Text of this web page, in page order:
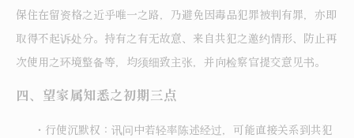
保住在留资格之近乎唯一之路，乃避免因毒品犯罪被判有罪，亦即
取得不起诉处分。持有之有无故意、来自共犯之邀约情形、防止再
次使用之环境整备等，均须细致主张，并向检察官提交意见书。
四、望家属知悉之初期三点
・行使沉默权：讯问中若轻率陈述经过，可能直接关系到共犯